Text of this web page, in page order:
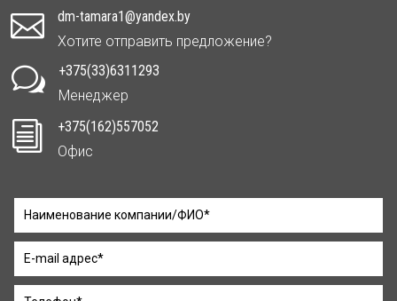

dm-tamara1@yandex.by
Хотите отправить предложение?
w
+375(33)6311293
Менеджер
i
+375(162)557052
Офис